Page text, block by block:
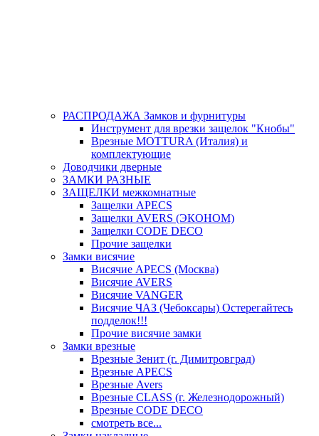
РАСПРОДАЖА Замков и фурнитуры
Инструмент для врезки защелок "Кнобы"
Врезные MOTTURA (Италия) и
комплектующие
Доводчики дверные
ЗАМКИ РАЗНЫЕ
ЗАЩЕЛКИ межкомнатные
Защелки APECS
Защелки AVERS (ЭКОНОМ)
Защелки CODE DECO
Прочие защелки
Замки висячие
Висячие APECS (Москва)
Висячие AVERS
Висячие VANGER
Висячие ЧАЗ (Чебоксары) Остерегайтесь
подделок!!!
Прочие висячие замки
Замки врезные
Врезные Зенит (г. Димитровград)
Врезные APECS
Врезные Avers
Врезные CLASS (г. Железнодорожный)
Врезные CODE DECO
смотреть все...